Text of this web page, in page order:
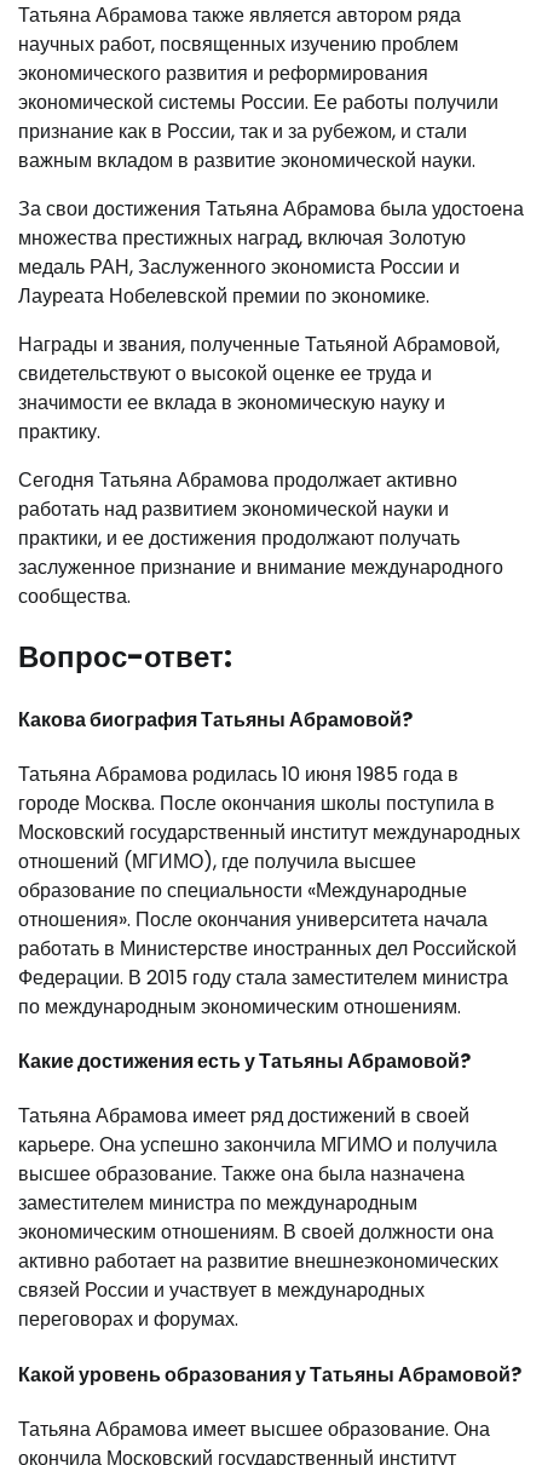
Татьяна Абрамова также является автором ряда
научных работ, посвященных изучению проблем
экономического развития и реформирования
экономической системы России. Ее работы получили
признание как в России, так и за рубежом, и стали
важным вкладом в развитие экономической науки.
За свои достижения Татьяна Абрамова была удостоена
множества престижных наград, включая Золотую
медаль РАН, Заслуженного экономиста России и
Лауреата Нобелевской премии по экономике.
Награды и звания, полученные Татьяной Абрамовой,
свидетельствуют о высокой оценке ее труда и
значимости ее вклада в экономическую науку и
практику.
Сегодня Татьяна Абрамова продолжает активно
работать над развитием экономической науки и
практики, и ее достижения продолжают получать
заслуженное признание и внимание международного
сообщества.
Вопрос-ответ:
Какова биография Татьяны Абрамовой?
Татьяна Абрамова родилась 10 июня 1985 года в
городе Москва. После окончания школы поступила в
Московский государственный институт международных
отношений (МГИМО), где получила высшее
образование по специальности «Международные
отношения». После окончания университета начала
работать в Министерстве иностранных дел Российской
Федерации. В 2015 году стала заместителем министра
по международным экономическим отношениям.
Какие достижения есть у Татьяны Абрамовой?
Татьяна Абрамова имеет ряд достижений в своей
карьере. Она успешно закончила МГИМО и получила
высшее образование. Также она была назначена
заместителем министра по международным
экономическим отношениям. В своей должности она
активно работает на развитие внешнеэкономических
связей России и участвует в международных
переговорах и форумах.
Какой уровень образования у Татьяны Абрамовой?
Татьяна Абрамова имеет высшее образование. Она
окончила Московский государственный институт